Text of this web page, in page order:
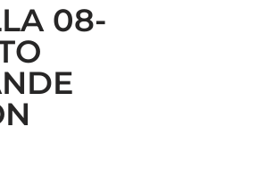
08-